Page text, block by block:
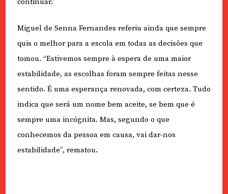
Miguel de Senna Fernandes referiu ainda que sempre
quis o melhor para a escola em todas as decisões que
tomou. “Estivemos sempre à espera de uma maior
estabilidade, as escolhas foram sempre feitas nesse
sentido. É uma esperança renovada, com certeza. Tudo
indica que será um nome bem aceite, se bem que é
sempre uma incógnita. Mas, segundo o que
conhecemos da pessoa em causa, vai dar-nos
estabilidade”, rematou.